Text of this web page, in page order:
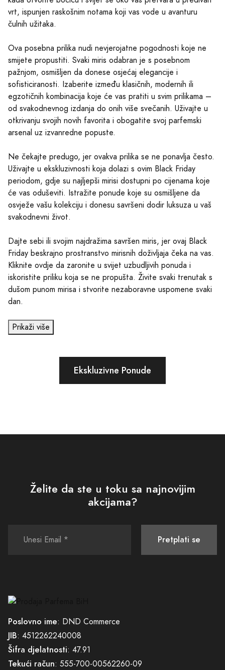
vrt, ispunjen raskošnim notama koji vas vode u avanturu
čulnih užitaka.
Ova posebna prilika nudi nevjerojatne pogodnosti koje ne
smijete propustiti. Svaki miris odabran je s posebnom
pažnjom, osmišljen da donese osjećaj elegancije i
sofisticiranosti. Izaberite između klasičnih, modernih ili
egzotičnih kombinacija koje će vas pratiti u svim prilikama –
od svakodnevnog izdanja do onih više svečanih. Uživajte u
otkrivanju svojih novih favorita i obogatite svoj parfemski
arsenal uz izvanredne popuste.
Ne čekajte predugo, jer ovakva prilika se ne ponavlja često.
Uživajte u ekskluzivnosti koja dolazi s ovim Black Friday
periodom, gdje su najljepši mirisi dostupni po cijenama koje
će vas oduševiti. Istražite ponude koje su osmišljene da
osvježe vašu kolekciju i donesu savršeni dodir luksuza u vaš
svakodnevni život.
Dajte sebi ili svojim najdražima savršen miris, jer ovaj Black
Friday beskrajno prostranstvo mirisnih doživljaja čeka na vas.
Kliknite ovdje da zaronite u svijet uzbudljivih ponuda i
iskoristite priliku koja se ne propušta. Živite svaki trenutak s
dušom punom mirisa i stvorite nezaboravne uspomene svaki
dan.
Prikaži više
Ekskluzivne Ponude
Želite da ste u toku sa najnovijim
akcijama?
Pretplati se
Poslovno ime: DND Commerce
JIB: 4512262240008
Šifra djelatnosti: 47.91
Tekući račun: 555-700-00562260-09